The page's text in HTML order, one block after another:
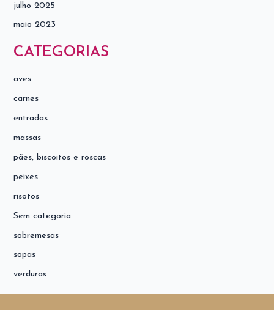
julho 2025
maio 2023
CATEGORIAS
aves
carnes
entradas
massas
pães, biscoitos e roscas
peixes
risotos
Sem categoria
sobremesas
sopas
verduras